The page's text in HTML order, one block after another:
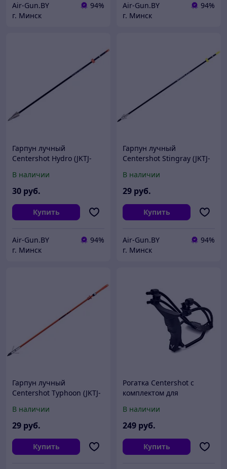
Air-Gun.BY
94%
г. Минск
Air-Gun.BY
94%
г. Минск
Гарпун лучный
Centershot Hydro (JKTJ-
В наличии
30 руб.
Купить
Air-Gun.BY
94%
г. Минск
Гарпун лучный
Centershot Stingray (JKTJ-
В наличии
29 руб.
Купить
Air-Gun.BY
94%
г. Минск
Гарпун лучный
Centershot Typhoon (JKTJ-
В наличии
29 руб.
Купить
Рогатка Centershot с
комплектом для
(JKDG-19B07-BK)
В наличии
249 руб.
Купить